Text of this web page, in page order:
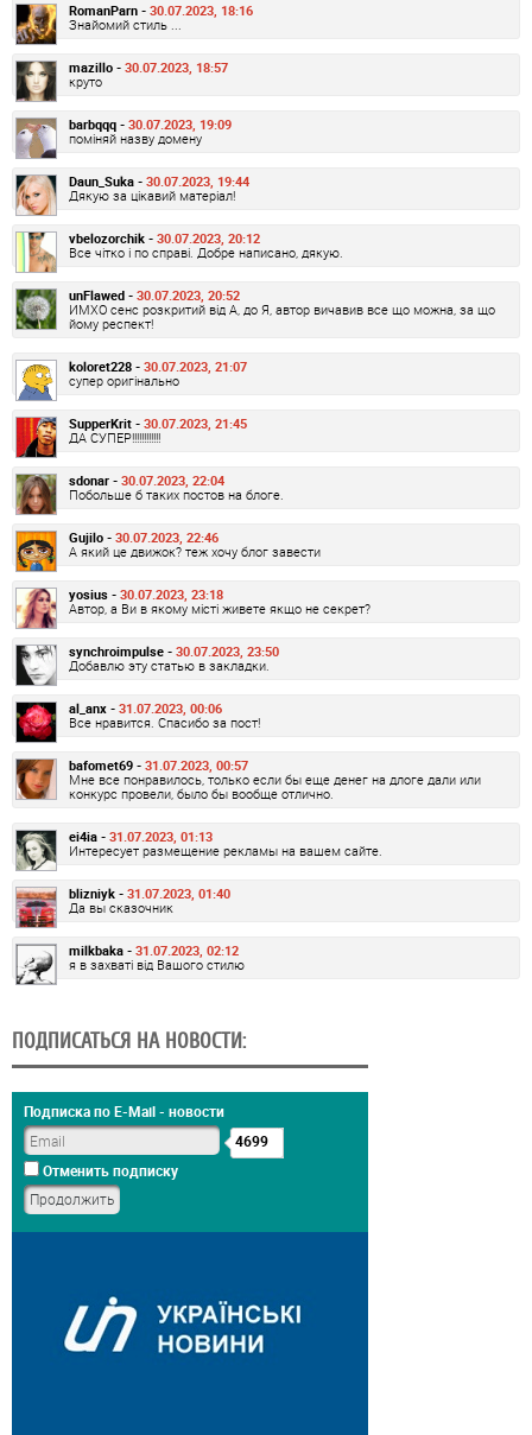
RomanParn - 30.07.2023, 18:16
Знайомий стиль ...
mazillo - 30.07.2023, 18:57
круто
barbqqq - 30.07.2023, 19:09
поміняй назву домену
Daun_Suka - 30.07.2023, 19:44
Дякую за цікавий матеріал!
vbelozorchik - 30.07.2023, 20:12
Все чітко і по справі. Добре написано, дякую.
unFlawed - 30.07.2023, 20:52
ИМХО сенс розкритий від А, до Я, автор вичавив все що можна, за що
йому респект!
koloret228 - 30.07.2023, 21:07
супер оригінально
SupperKrit - 30.07.2023, 21:45
ДА СУПЕР!!!!!!!!!!!!
sdonar - 30.07.2023, 22:04
Побольше б таких постов на блоге.
Gujilo - 30.07.2023, 22:46
А який це движок? теж хочу блог завести
yosius - 30.07.2023, 23:18
Автор, а Ви в якому місті живете якщо не секрет?
synchroimpulse - 30.07.2023, 23:50
Добавлю эту статью в закладки.
al_anx - 31.07.2023, 00:06
Все нравится. Спасибо за пост!
bafomet69 - 31.07.2023, 00:57
Мне все понравилось, только если бы еще денег на длоге дали или
конкурс провели, было бы вообще отлично.
ei4ia - 31.07.2023, 01:13
Интересует размещение рекламы на вашем сайте.
blizniyk - 31.07.2023, 01:40
Да вы сказочник
milkbaka - 31.07.2023, 02:12
я в захваті від Вашого стилю
ПОДПИСАТЬСЯ НА НОВОСТИ:
Подписка по E-Mail - новости
4699
Отменить подписку